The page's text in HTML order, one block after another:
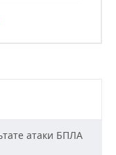
атаки БПЛА